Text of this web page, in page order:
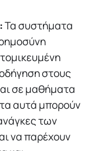
Τα συστήματα
στους
σε μαθήματα
αυτά μπορούν
των
να παρέχουν